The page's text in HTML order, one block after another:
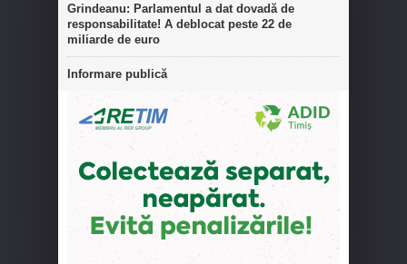
Grindeanu: Parlamentul a dat dovadă de
responsabilitate! A deblocat peste 22 de
miliarde de euro
Informare publică